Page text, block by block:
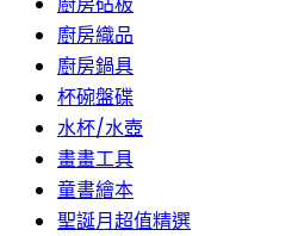
廚房織品
廚房鍋具
杯碗盤碟
水杯/水壺
畫畫工具
童書繪本
聖誕月超值精選